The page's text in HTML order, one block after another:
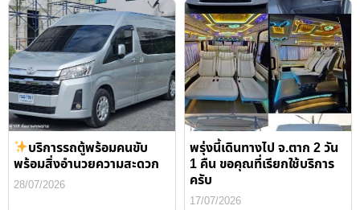
บริการรถตู้พร้อมคนขับ
พร้อมสิ่งอำนวยความสะดวก
28/07/2026
พรุ่งนี้เดินทางไป จ.ตาก 2 วัน
1 คืน ขอคุณที่เรียกใช้บริการ
ครับ
17/07/2026